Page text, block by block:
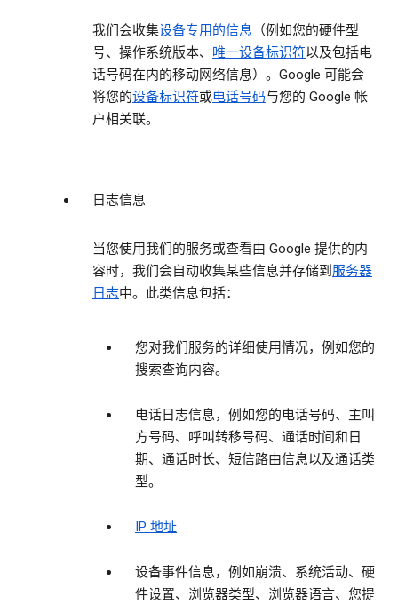
我们会收集设备专用的信息 （例如您的硬件型
号、操作系统版本、 唯一设备标识符以及包括电
话号码在内的移动网络信息）。Google 可能会
将您的设备标识符或电话号码与您的 Google 帐
户相关联。
日志信息
当您使用我们的服务或查看由 Google 提供的内
容时，我们会自动收集某些信息并存储到 服务器
日志中。此类信息包括：
您对我们服务的详细使用情况，例如您的
搜索查询内容。
电话日志信息，例如您的电话号码、主叫
方号码、呼叫转移号码、通话时间和日
期、通话时长、短信路由信息以及通话类
型。
IP 地址
设备事件信息，例如崩溃、系统活动、硬
件设置、浏览器类型、浏览器语言、您提